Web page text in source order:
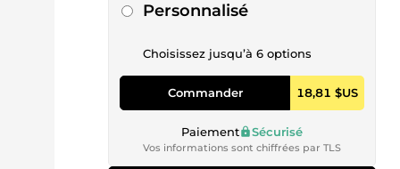
Personnalisé
Choisissez jusqu’à 6 options
Commander 18,81 $US
Paiement Sécurisé
Vos informations sont chiffrées par TLS